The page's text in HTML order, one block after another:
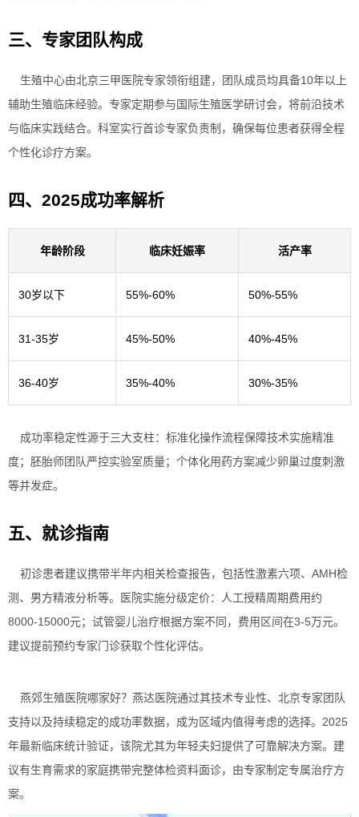
三、专家团队构成
生殖中心由北京三甲医院专家领衔组建，团队成员均具备10年以上
辅助生殖临床经验。专家定期参与国际生殖医学研讨会，将前沿技术
与临床实践结合。科室实行首诊专家负责制，确保每位患者获得全程
个性化诊疗方案。
四、2025成功率解析
年龄阶段 临床妊娠率 活产率
30岁以下 55%-60% 50%-55%
31-35岁 45%-50% 40%-45%
36-40岁 35%-40% 30%-35%
成功率稳定性源于三大支柱：标准化操作流程保障技术实施精准
度；胚胎师团队严控实验室质量；个体化用药方案减少卵巢过度刺激
等并发症。
五、就诊指南
初诊患者建议携带半年内相关检查报告，包括性激素六项、AMH检
测、男方精液分析等。医院实施分级定价：人工授精周期费用约
8000-15000元；试管婴儿治疗根据方案不同，费用区间在3-5万元。
建议提前预约专家门诊获取个性化评估。
燕郊生殖医院哪家好？燕达医院通过其技术专业性、北京专家团队
支持以及持续稳定的成功率数据，成为区域内值得考虑的选择。2025
年最新临床统计验证，该院尤其为年轻夫妇提供了可靠解决方案。建
议有生育需求的家庭携带完整体检资料面诊，由专家制定专属治疗方
案。